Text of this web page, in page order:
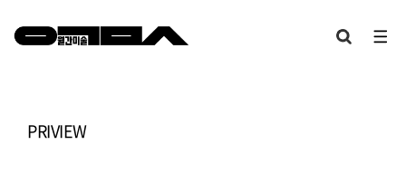
PRIVIEW